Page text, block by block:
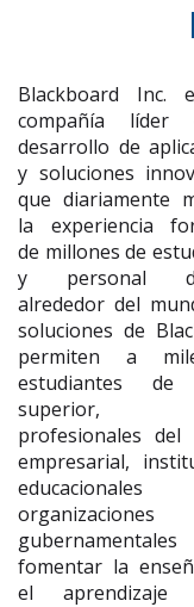
Blackboard Inc.
compañía
desarrollo de
y soluciones
que diariamente
la experiencia
de millones de
y personal
alrededor del
soluciones de
permiten a
estudiantes de
superior,
profesionales del
empresarial,
organizaciones
fomentar la
el aprendizaje
facilitando el
seguridad en los
y,
comunicación
miembros de la
de una manera